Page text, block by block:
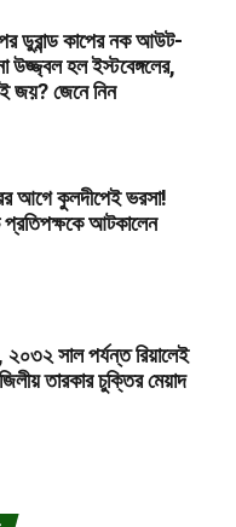
পর ডুরান্ড কাপের নক আউট-
উজ্জ্বল হল ইস্টবেঙ্গলের,
জয়? জেনে নিন
আগে কুলদীপেই ভরসা!
প্রতিপক্ষকে আটকালেন
২০৩২ সাল পর্যন্ত রিয়ালেই
তারকার চুক্তির মেয়াদ